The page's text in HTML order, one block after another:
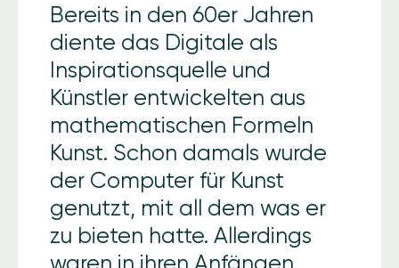
Bereits in den 60er Jahren
diente das Digitale als
Inspirationsquelle und
Künstler entwickelten aus
mathematischen Formeln
Kunst. Schon damals wurde
der Computer für Kunst
genutzt, mit all dem was er
zu bieten hatte. Allerdings
waren in ihren Anfängen